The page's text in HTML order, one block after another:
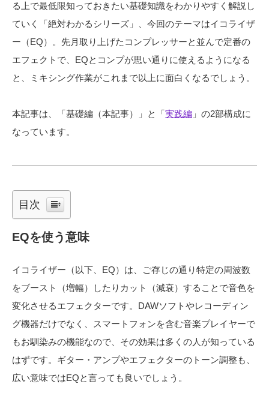
る上で最低限知っておきたい基礎知識をわかりやすく解説し
ていく「絶対わかるシリーズ」、今回のテーマはイコライザ
ー（EQ）。先月取り上げたコンプレッサーと並んで定番の
エフェクトで、EQとコンプが思い通りに使えるようになる
と、ミキシング作業がこれまで以上に面白くなるでしょう。
本記事は、「基礎編（本記事）」と「実践編 」の2部構成に
なっています。
目次
EQを使う意味
イコライザー（以下、EQ）は、ご存じの通り特定の周波数
をブースト（増幅）したりカット（減衰）することで音色を
変化させるエフェクターです。DAWソフトやレコーディン
グ機器だけでなく、スマートフォンを含む音楽プレイヤーで
もお馴染みの機能なので、その効果は多くの人が知っている
はずです。ギター・アンプやエフェクターのトーン調整も、
広い意味ではEQと言っても良いでしょう。